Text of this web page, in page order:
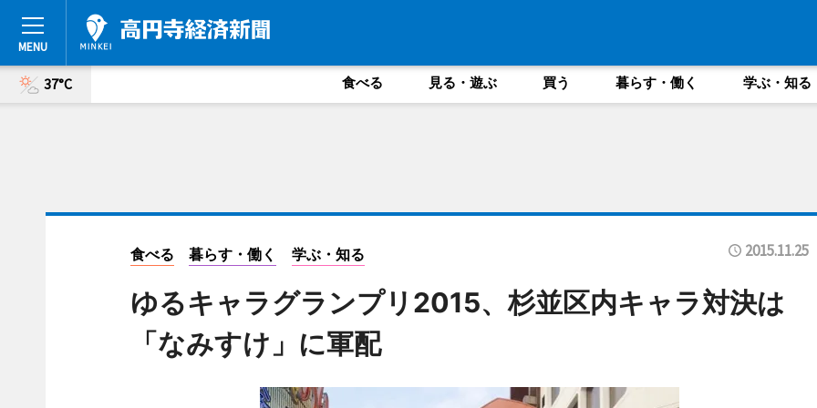
37°C 食べる 見る・遊ぶ 買う 暮らす・働く 学ぶ・知る
食べる 暮らす・働く 学ぶ・知る 2015.11.25
ゆるキャラグランプリ2015、杉並区内キャラ対決は
「なみすけ」に軍配